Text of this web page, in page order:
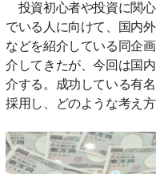
投資初心者や投資に関
でいる人に向けて、国内
などを紹介している同企
介してきたが、今回は国
介する。成功している有
採用し、どのような考え